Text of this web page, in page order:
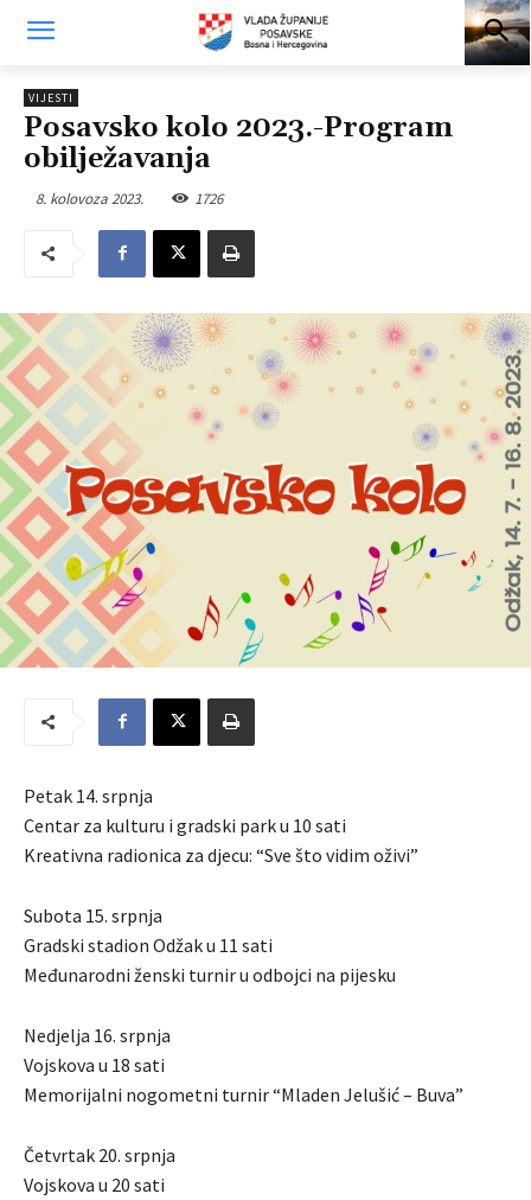
VIJESTI
Posavsko kolo 2023.-Program
obilježavanja
8. kolovoza 2023. 1726
Petak 14. srpnja
Centar za kulturu i gradski park u 10 sati
Kreativna radionica za djecu: “Sve što vidim oživi”
Subota 15. srpnja
Gradski stadion Odžak u 11 sati
Međunarodni ženski turnir u odbojci na pijesku
Nedjelja 16. srpnja
Vojskova u 18 sati
Memorijalni nogometni turnir “Mladen Jelušić – Buva”
Četvrtak 20. srpnja
Vojskova u 20 sati